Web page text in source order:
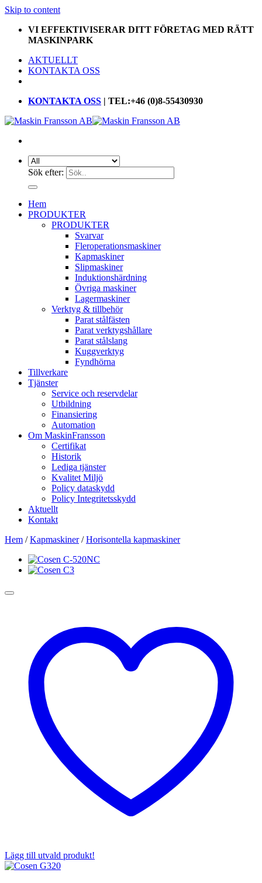
Skip to content
VI EFFEKTIVISERAR DITT FÖRETAG MED RÄTT
MASKINPARK
AKTUELLT
KONTAKTA OSS
KONTAKTA OSS | TEL:+46 (0)8-55430930
Sök efter:
Hem
PRODUKTER
PRODUKTER
Svarvar
Fleroperationsmaskiner
Kapmaskiner
Slipmaskiner
Induktionshärdning
Övriga maskiner
Lagermaskiner
Verktyg & tillbehör
Parat stålfästen
Parat verktygshållare
Parat stålslang
Kuggverktyg
Fyndhörna
Tillverkare
Tjänster
Service och reservdelar
Utbildning
Finansiering
Automation
Om MaskinFransson
Certifikat
Historik
Lediga tjänster
Kvalitet Miljö
Policy dataskydd
Policy Integritetsskydd
Aktuellt
Kontakt
Hem / Kapmaskiner / Horisontella kapmaskiner
Lägg till utvald produkt!